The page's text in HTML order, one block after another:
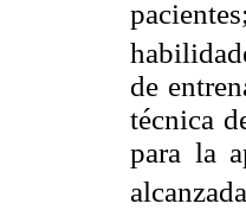
de
técnica
para la